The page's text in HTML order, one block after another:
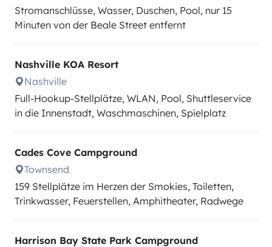
Stromanschlüsse, Wasser, Duschen, Pool, nur 15
Minuten von der Beale Street entfernt
Nashville KOA Resort
Nashville
Full-Hookup-Stellplätze, WLAN, Pool, Shuttleservice
in die Innenstadt, Waschmaschinen, Spielplatz
Cades Cove Campground
Townsend
159 Stellplätze im Herzen der Smokies, Toiletten,
Trinkwasser, Feuerstellen, Amphitheater, Radwege
Harrison Bay State Park Campground